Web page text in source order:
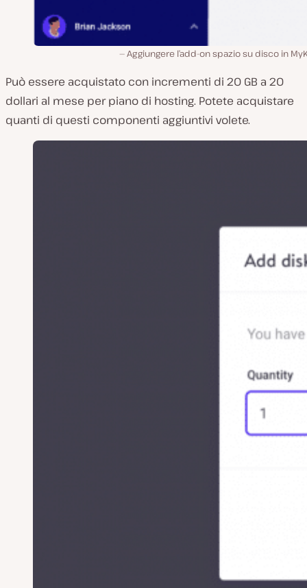
Aggiungere l’add-on spazio su disco in
Può essere acquistato con incrementi di 20 GB a 20
dollari al mese per piano di hosting. Potete acquistare
quanti di questi componenti aggiuntivi volete.